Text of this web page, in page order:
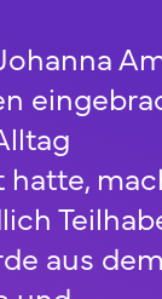
hatte,
aus dem